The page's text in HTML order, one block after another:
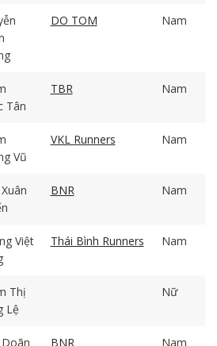
DO TOM Nam
Tân
TBR Nam
Vũ
VKL Runners Nam
BNR Nam
Việt
Thái Bình Runners Nam
Thị
Lệ
Nữ
BNR Nam